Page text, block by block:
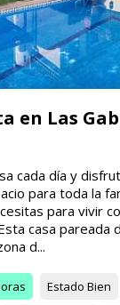
en Las
cada día y
para toda la
para vivir
casa pareada
d...
Estado Bien